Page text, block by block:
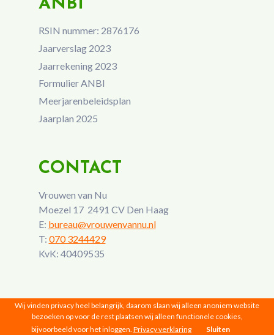
ANBI
RSIN nummer: 2876176
Jaarverslag 2023
Jaarrekening 2023
Formulier ANBI
Meerjarenbeleidsplan
Jaarplan 2025
CONTACT
Vrouwen van Nu
Moezel 17 2491 CV Den Haag
E: bureau@vrouwenvannu.nl
T: 070 3244429
KvK: 40409535
Wij vinden privacy heel belangrijk, daarom slaan wij alleen anoniem website
bezoeken op voor de rest plaatsen wij alleen functionele cookies,
bijvoorbeeld voor het inloggen. Privacy verklaring Sluiten